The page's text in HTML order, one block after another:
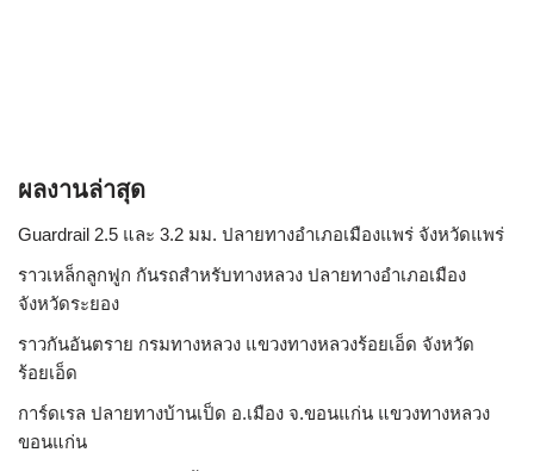
ผลงานล่าสุด
Guardrail 2.5 และ 3.2 มม. ปลายทางอำเภอเมืองแพร่ จังหวัดแพร่
ราวเหล็กลูกฟูก กันรถสําหรับทางหลวง ปลายทางอำเภอเมือง
จังหวัดระยอง
ราวกันอันตราย กรมทางหลวง แขวงทางหลวงร้อยเอ็ด จังหวัด
ร้อยเอ็ด
การ์ดเรล ปลายทางบ้านเป็ด อ.เมือง จ.ขอนแก่น แขวงทางหลวง
ขอนแก่น